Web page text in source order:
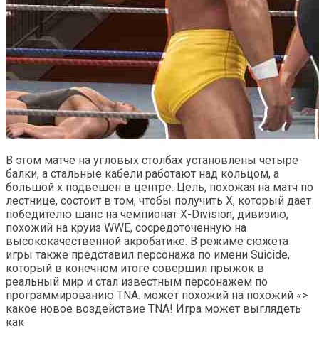
В этом матче на угловых столбах установлены четыре
балки, а стальные кабели работают над кольцом, а
большой x подвешен в центре. Цель, похожая на матч по
лестнице, состоит в том, чтобы получить X, который дает
победителю шанс на чемпионат X-Division, дивизию,
похожий на круиз WWE, сосредоточенную на
высококачественной акробатике. В режиме сюжета
игры также представил персонажа по имени Suicide,
который в конечном итоге совершил прыжок в
реальный мир и стал известным персонажем по
программированию TNA. может похожий на похожий «>
какое новое воздействие TNA! Игра может выглядеть
как